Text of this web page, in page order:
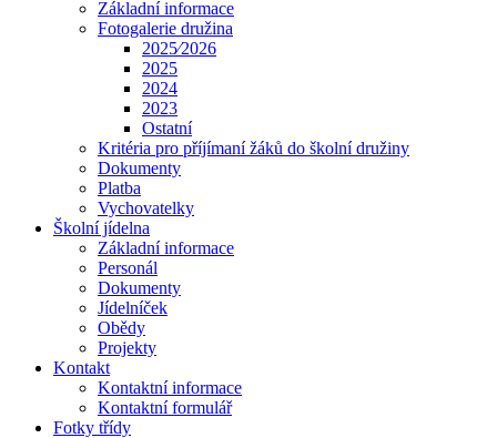
Základní informace
Fotogalerie družina
2025⁄2026
2025
2024
2023
Ostatní
Kritéria pro příjímaní žáků do školní družiny
Dokumenty
Platba
Vychovatelky
Školní jídelna
Základní informace
Personál
Dokumenty
Jídelníček
Obědy
Projekty
Kontakt
Kontaktní informace
Kontaktní formulář
Fotky třídy